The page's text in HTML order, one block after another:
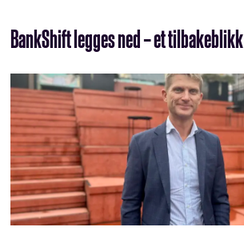
BankShift legges ned – et tilbakeblikk